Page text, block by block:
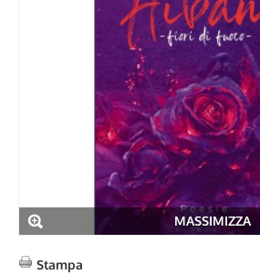
MASSIMIZZA
Stampa